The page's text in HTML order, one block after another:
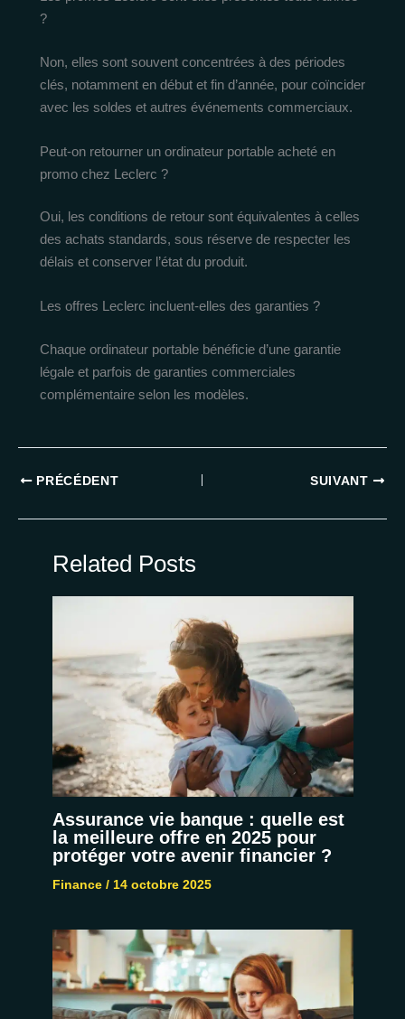
?
Non, elles sont souvent concentrées à des périodes
clés, notamment en début et fin d’année, pour coïncider
avec les soldes et autres événements commerciaux.
Peut-on retourner un ordinateur portable acheté en
promo chez Leclerc ?
Oui, les conditions de retour sont équivalentes à celles
des achats standards, sous réserve de respecter les
délais et conserver l’état du produit.
Les offres Leclerc incluent-elles des garanties ?
Chaque ordinateur portable bénéficie d’une garantie
légale et parfois de garanties commerciales
complémentaire selon les modèles.
PRÉCÉDENT SUIVANT
Related Posts
Assurance vie banque : quelle est
la meilleure offre en 2025 pour
protéger votre avenir financier ?
Finance/ 14 octobre 2025